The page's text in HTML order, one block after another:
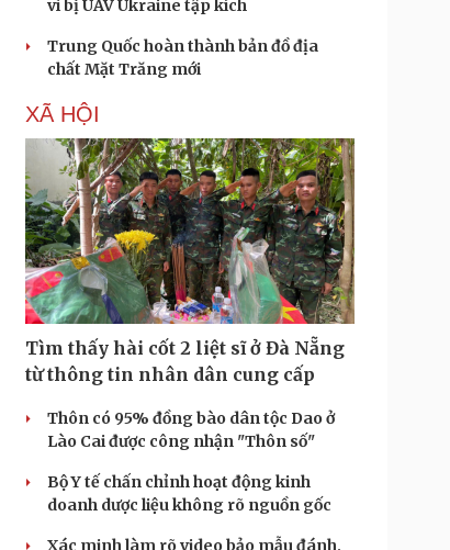
vì bị UAV Ukraine tập kích
Trung Quốc hoàn thành bản đồ địa
chất Mặt Trăng mới
XÃ HỘI
Tìm thấy hài cốt 2 liệt sĩ ở Đà Nẵng
từ thông tin nhân dân cung cấp
Thôn có 95% đồng bào dân tộc Dao ở
Lào Cai được công nhận "Thôn số"
Bộ Y tế chấn chỉnh hoạt động kinh
doanh dược liệu không rõ nguồn gốc
Xác minh làm rõ video bảo mẫu đánh,